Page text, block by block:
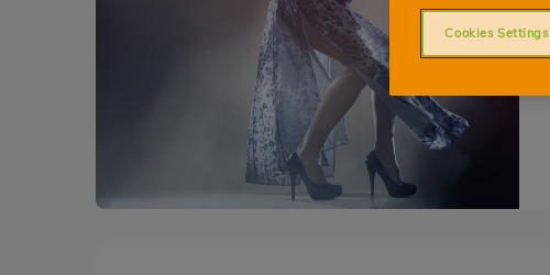
Cookies Settings